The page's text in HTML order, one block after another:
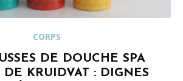
CORPS
DE DOUCHE SPA
DE KRUIDVAT : DIGNES